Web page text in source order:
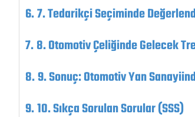
7. Tedarikçi Seçiminde
8. Otomotiv Çeliğinde Gelecek
9. Sonuç: Otomotiv Yan
10. Sıkça Sorulan Sorular (SSS)